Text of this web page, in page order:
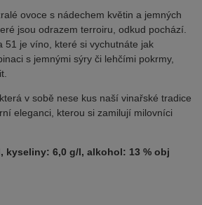
ovoce s nádechem květin a jemných
jsou odrazem terroiru, odkud pochází.
51 je víno, které si vychutnáte jak
s jemnými sýry či lehčími pokrmy,
v sobě nese kus naší vinařské tradice
eleganci, kterou si zamilují milovníci
kyseliny: 6,0 g/l, alkohol: 13 % obj